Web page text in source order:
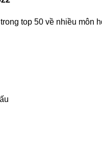
top 50 về nhiều môn